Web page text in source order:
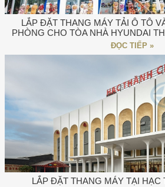
LẮP ĐẶT THANG MÁY TẢI Ô TÔ
PHÒNG CHO TÒA NHÀ HYUNDAI
ĐỌC TIẾP »
LẮP ĐẶT THANG MÁY TẠI HẠC